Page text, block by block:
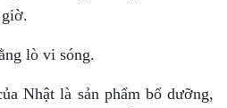
lò vi sóng.
Nhật là sản phẩm bổ dưỡng,